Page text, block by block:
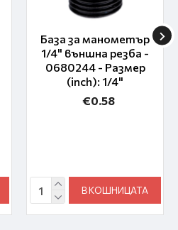
База за манометър
1/4" външна резба -
0680244 - Размер
(inch): 1/4"
€0.58
В КОШНИЦАТА